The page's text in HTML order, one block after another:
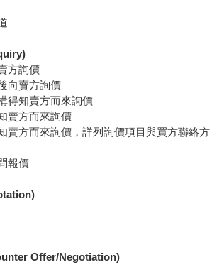
方詢價
向賣方詢價
得知賣方而來詢價
賣方而來詢價
賣方而來詢價，詳列詢價項目與買方聯絡方
報價
Offer/Negotiation)